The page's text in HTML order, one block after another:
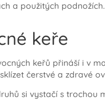
a použitých podnožích.
keře
keřů přináší i v
čerstvé a zdravé
si vystačí s trochou